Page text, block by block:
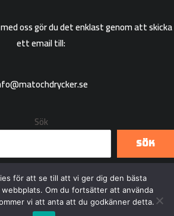
oss gör du det enklast genom att skicka
ett email till:
Sök
Sök
© 2026 Matochdrycker.se
för att se till att vi ger dig den bästa
Om du fortsätter att använda
vi att anta att du godkänner detta.